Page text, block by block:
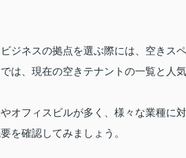
ジネスの拠点を選ぶ際には、空きスペ
は、現在の空きテナントの一覧と人気
オフィスビルが多く、様々な業種に対
を確認してみましょう。